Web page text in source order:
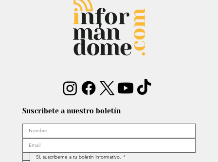
Unidos: Debate por fondos para su
defensa marca el proceso
Suscríbete a nuestro boletín
Sí, suscríbeme a tu boletín informativo. *